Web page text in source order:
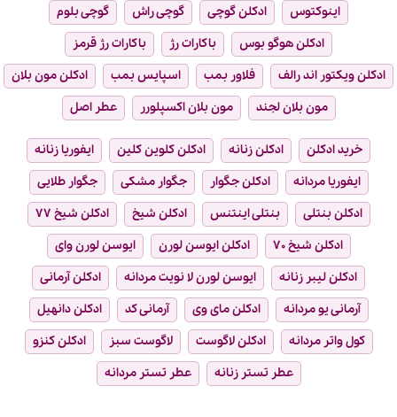
اینوکتوس
ادکلن گوچی گوچی راش
گوچی بلوم
ادکلن هوگو بوس
باکارات رژ
باکارات رژ قرمز
ادکلن ویکتور اند رالف
فلاور بمب اسپایس بمب
ادکلن مون بلان
مون بلان لجند
مون بلان اکسپلورر عطر اصل
خرید ادکلن ادکلن زنانه ادکلن کلوین کلین
ایفوریا زنانه
ایفوریا مردانه
ادکلن جگوار جگوار مشکی
جگوار طلایی
ادکلن بنتلی
بنتلی اینتنس ادکلن شیخ
ادکلن شیخ ۷۷
ادکلن شیخ ۷۰
ادکلن ایوسن لورن
ایوسن لورن وای
ادکلن لیبر زنانه
ایوسن لورن لا نویت مردانه
ادکلن آرمانی
آرمانی یو مردانه
ادکلن مای وی آرمانی کد
ادکلن دانهیل
کول واتر مردانه
ادکلن لاگوست لاگوست سبز
ادکلن کنزو
عطر تستر زنانه
عطر تستر مردانه